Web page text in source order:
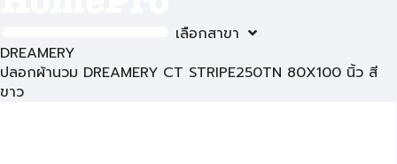
เลือกสาขา
DREAMERY
ปลอกผ้านวม DREAMERY CT STRIPE250TN 80X100 นิ้ว สี
ขาว